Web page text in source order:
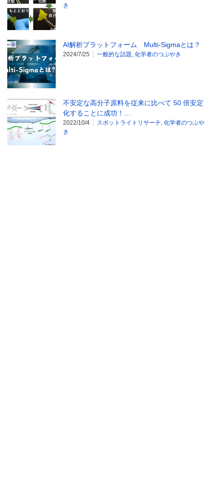
き
AI解析プラットフォーム Multi-Sigmaとは？
2024/7/25 一般的な話題, 化学者のつぶやき
不安定な高分子原料を従来に比べて 50 倍安定
化することに成功！…
2022/10/4 スポットライトリサーチ, 化学者のつぶや
き